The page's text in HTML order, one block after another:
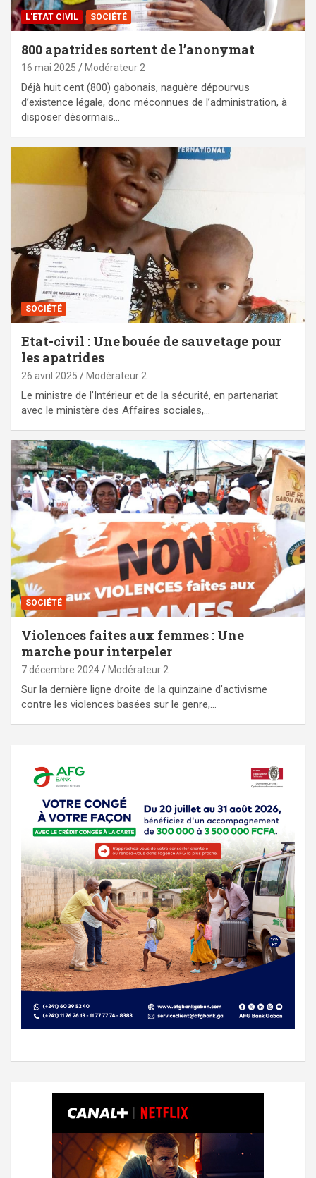
L'ETAT CIVIL SOCIÉTÉ
800 apatrides sortent de l’anonymat
16 mai 2025 Modérateur 2
Déjà huit cent (800) gabonais, naguère dépourvus
d’existence légale, donc méconnues de l’administration, à
disposer désormais…
SOCIÉTÉ
Etat-civil : Une bouée de sauvetage pour
les apatrides
26 avril 2025 Modérateur 2
Le ministre de l’Intérieur et de la sécurité, en partenariat
avec le ministère des Affaires sociales,…
SOCIÉTÉ
Violences faites aux femmes : Une
marche pour interpeler
7 décembre 2024 Modérateur 2
Sur la dernière ligne droite de la quinzaine d’activisme
contre les violences basées sur le genre,…